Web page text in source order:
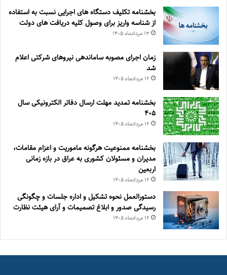
بخشنامه تکلیف دستگاه های اجرایی نسبت به استفاده
از شناسه واریز برای وصول کلیه دریافت های دولت
۱۳ مرداد‌ماه ۱۴۰۵
زمان اجرای مصوبه ساماندهی نیروهای شرکتی اعلام
شد
۱۲ مرداد‌ماه ۱۴۰۵
بخشنامه تمدید مهلت ارسال دفاتر الکترونیکی سال
۴۰۵
۱۲ مرداد‌ماه ۱۴۰۵
بخشنامه ممنوعیت هرگونه ماموریت و اعزام مقامات،
مدیران و مسئولان کشوری به عراق در بازه زمانی
اربعین
۱۲ مرداد‌ماه ۱۴۰۵
دستورالعمل نحوه تشکیل و اداره جلسات و چگونگی
رسیدگی صدور و ‏ابلاغ تصمیمات و‎ ‎آرای هیئت نظارت
۱۲ مرداد‌ماه ۱۴۰۵